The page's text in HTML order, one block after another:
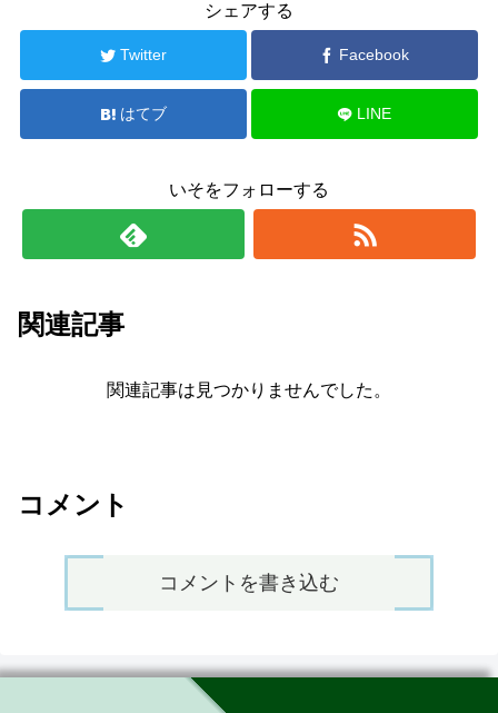
シェアする
Twitter Facebook
はてブ LINE
いそをフォローする
関連記事
関連記事は見つかりませんでした。
コメント
コメントを書き込む